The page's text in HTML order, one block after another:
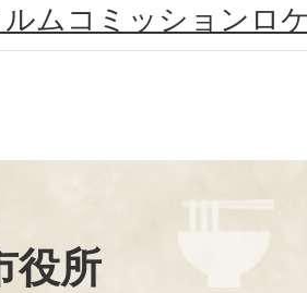
ムコミッションロ
役所